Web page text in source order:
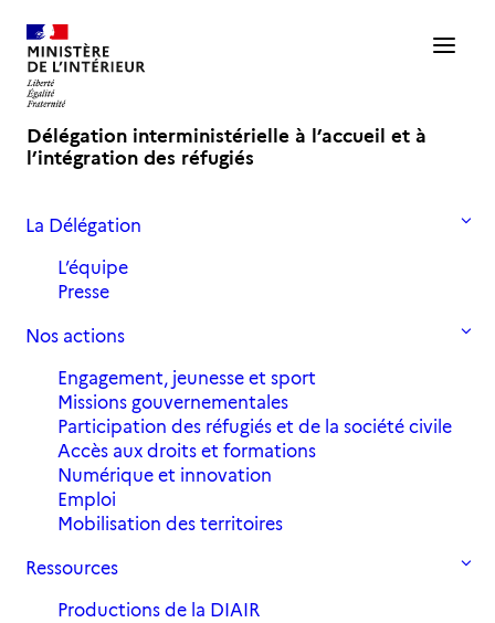
Délégation interministérielle à l’accueil et à
l’intégration des réfugiés
La Délégation
L’équipe
Presse
Nos actions
Engagement, jeunesse et sport
Missions gouvernementales
Participation des réfugiés et de la société civile
Accès aux droits et formations
Numérique et innovation
Emploi
Mobilisation des territoires
Ressources
Productions de la DIAIR
civique Volont’R s’ouvre aux
jeunes étrangers primo-arrivants
17 mars 2021